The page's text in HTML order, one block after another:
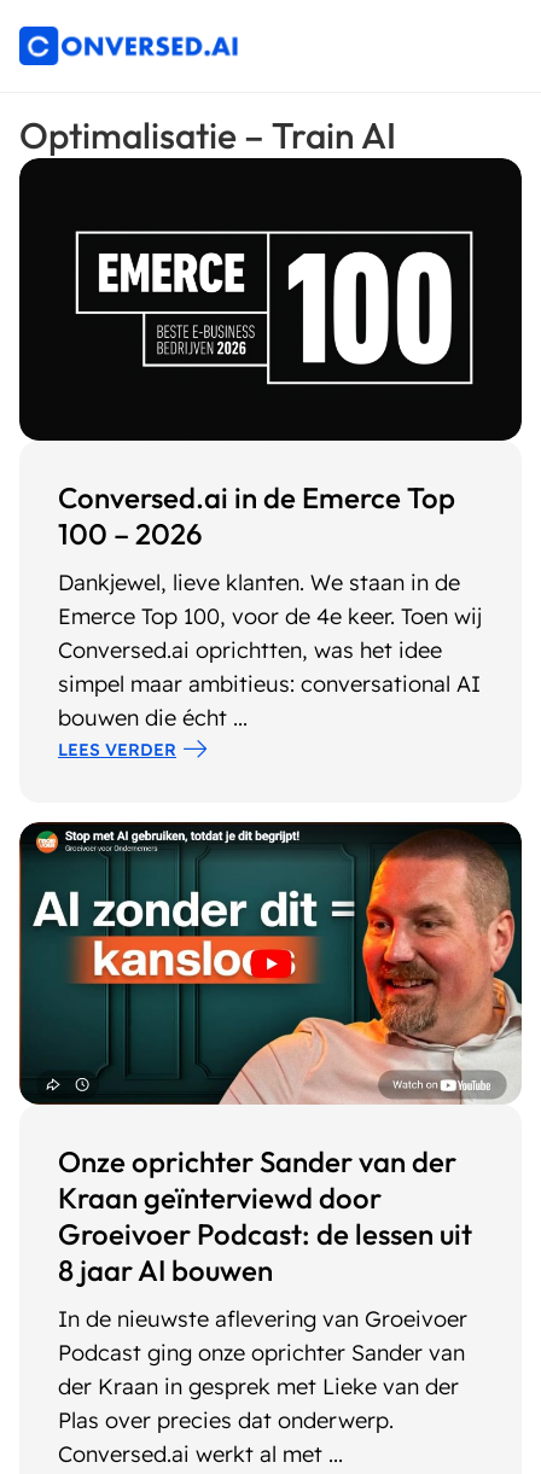
Optimalisatie – Train AI
Conversed.ai in de Emerce Top
100 – 2026
Dankjewel, lieve klanten. We staan in de
Emerce Top 100, voor de 4e keer. Toen wij
Conversed.ai oprichtten, was het idee
simpel maar ambitieus: conversational AI
bouwen die écht ...
LEES VERDER
Onze oprichter Sander van der
Kraan geïnterviewd door
Groeivoer Podcast: de lessen uit
8 jaar AI bouwen
In de nieuwste aflevering van Groeivoer
Podcast ging onze oprichter Sander van
der Kraan in gesprek met Lieke van der
Plas over precies dat onderwerp.
Conversed.ai werkt al met ...